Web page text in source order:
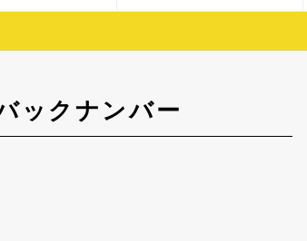
ックナンバー